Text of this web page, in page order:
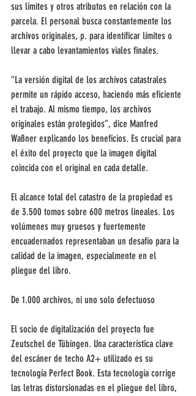
sus límites y otros atributos en relación con la
parcela. El personal busca constantemente los
archivos originales, p. para identificar límites o
llevar a cabo levantamientos viales finales.
“La versión digital de los archivos catastrales
permite un rápido acceso, haciendo más eficiente
el trabajo. Al mismo tiempo, los archivos
originales están protegidos”, dice Manfred
Waßner explicando los beneficios. Es crucial para
el éxito del proyecto que la imagen digital
coincida con el original en cada detalle.
El alcance total del catastro de la propiedad es
de 3.500 tomos sobre 600 metros lineales. Los
volúmenes muy gruesos y fuertemente
encuadernados representaban un desafío para la
calidad de la imagen, especialmente en el
pliegue del libro.
De 1.000 archivos, ni uno solo defectuoso
El socio de digitalización del proyecto fue
Zeutschel de Tübingen. Una característica clave
del escáner de techo A2+ utilizado es su
tecnología Perfect Book. Esta tecnología corrige
las letras distorsionadas en el pliegue del libro,